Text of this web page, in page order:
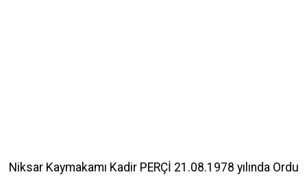
Niksar Kaymakamı Kadir PERÇİ 21.08.1978 yılında Ordu